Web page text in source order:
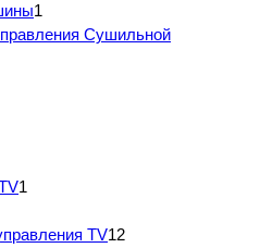
1
Сушильной
1
TV12